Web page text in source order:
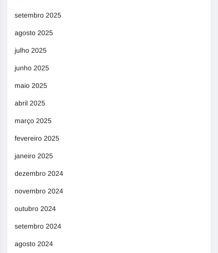
setembro 2025
agosto 2025
julho 2025
junho 2025
maio 2025
abril 2025
março 2025
fevereiro 2025
janeiro 2025
dezembro 2024
novembro 2024
outubro 2024
setembro 2024
agosto 2024